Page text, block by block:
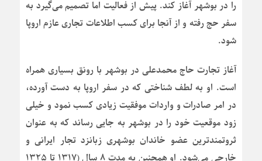
را در بوشهر آغاز کند. پیش از فعالیت اما تصمیم می‌گیرد به
سفر حج رفته و از آنجا برای کسب اطلاعات تجاری عازم اروپا
شود.
آغاز تجارت حاج محمدعلی در بوشهر با رونق بسیاری همراه
است. او به لطف شناختی که در سفر اروپا به دست آورده،
در امر صادرات و واردات موفقیت زیادی کسب نمود و خیلی
زود موقعیت خود را در بوشهر به جایی ‌رساند که به عنوان
ثروتمندترین عضو خاندان بوشهری زبانزد تجار ایرانی و
خارجی می‌شود. او همچنین به مدت ۸ سال (۱۳۱۷ تا ۱۳۲۵